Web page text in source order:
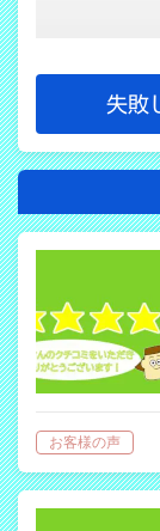
失敗
お客様の声